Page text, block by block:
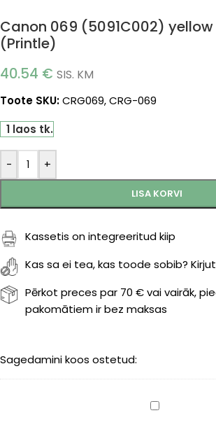
Canon 069 (5091C002)
(Printle)
40.54 € SIS. KM
Toote SKU:CRG069, CRG-069
1 laos tk.
- +
LISA KORVI
Kassetis on integreeritud kiip
Kas sa ei tea, kas toode sobib?
Pērkot preces par 70 € vai vairāk,
pakomātiem ir bez maksas
Sagedamini koos ostetud:
Canon